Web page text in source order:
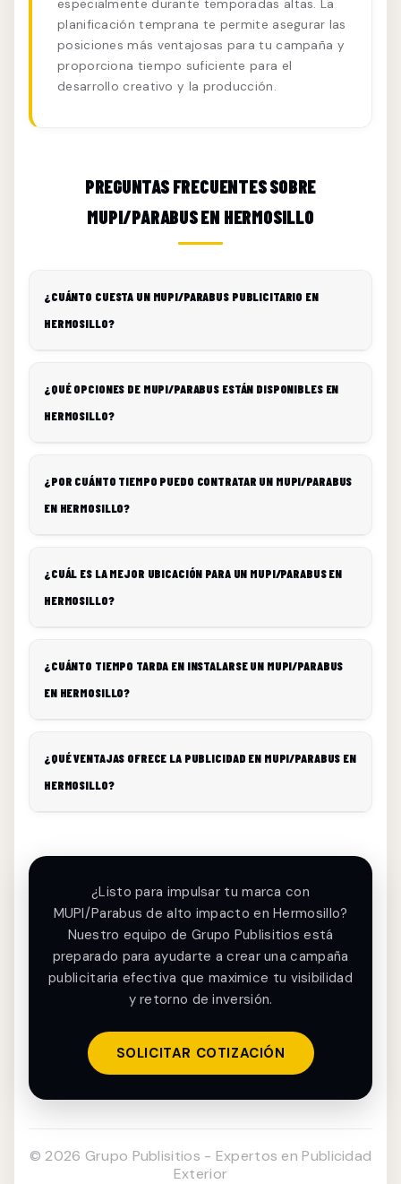
especialmente durante temporadas altas. La
planificación temprana te permite asegurar las
posiciones más ventajosas para tu campaña y
proporciona tiempo suficiente para el
desarrollo creativo y la producción.
PREGUNTAS FRECUENTES SOBRE
MUPI/PARABUS EN HERMOSILLO
¿CUÁNTO CUESTA UN MUPI/PARABUS PUBLICITARIO EN
HERMOSILLO?
¿QUÉ OPCIONES DE MUPI/PARABUS ESTÁN DISPONIBLES EN
HERMOSILLO?
¿POR CUÁNTO TIEMPO PUEDO CONTRATAR UN MUPI/PARABUS
EN HERMOSILLO?
¿CUÁL ES LA MEJOR UBICACIÓN PARA UN MUPI/PARABUS EN
HERMOSILLO?
¿CUÁNTO TIEMPO TARDA EN INSTALARSE UN MUPI/PARABUS
EN HERMOSILLO?
¿QUÉ VENTAJAS OFRECE LA PUBLICIDAD EN MUPI/PARABUS EN
HERMOSILLO?
¿Listo para impulsar tu marca con
MUPI/Parabus de alto impacto en Hermosillo?
Nuestro equipo de Grupo Publisitios está
preparado para ayudarte a crear una campaña
publicitaria efectiva que maximice tu visibilidad
y retorno de inversión.
SOLICITAR COTIZACIÓN
© 2026 Grupo Publisitios - Expertos en Publicidad
Exterior